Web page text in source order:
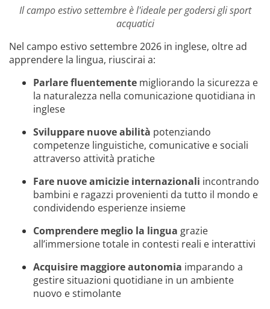
Il campo estivo settembre è l'ideale per godersi gli sport
acquatici
Nel campo estivo settembre 2026 in inglese, oltre ad
apprendere la lingua, riuscirai a:
Parlare fluentemente migliorando la sicurezza e
la naturalezza nella comunicazione quotidiana in
inglese
Sviluppare nuove abilità potenziando
competenze linguistiche, comunicative e sociali
attraverso attività pratiche
Fare nuove amicizie internazionali incontrando
bambini e ragazzi provenienti da tutto il mondo e
condividendo esperienze insieme
Comprendere meglio la lingua grazie
all’immersione totale in contesti reali e interattivi
Acquisire maggiore autonomia imparando a
gestire situazioni quotidiane in un ambiente
nuovo e stimolante